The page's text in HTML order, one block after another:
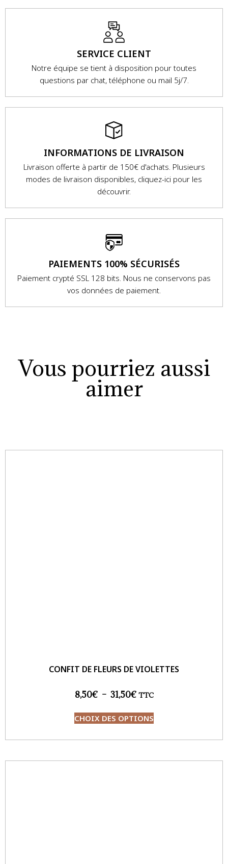
SERVICE CLIENT
Notre équipe se tient à disposition pour toutes
questions par chat, téléphone ou mail 5j/7.
INFORMATIONS DE LIVRAISON
Livraison offerte à partir de 150€ d'achats. Plusieurs
modes de livraison disponibles, cliquez-ici pour les
découvrir.
PAIEMENTS 100% SÉCURISÉS
Paiement crypté SSL 128 bits. Nous ne conservons pas
vos données de paiement.
Vous pourriez aussi
aimer
CONFIT DE FLEURS DE VIOLETTES
8,50€ – 31,50€ TTC
CHOIX DES OPTIONS